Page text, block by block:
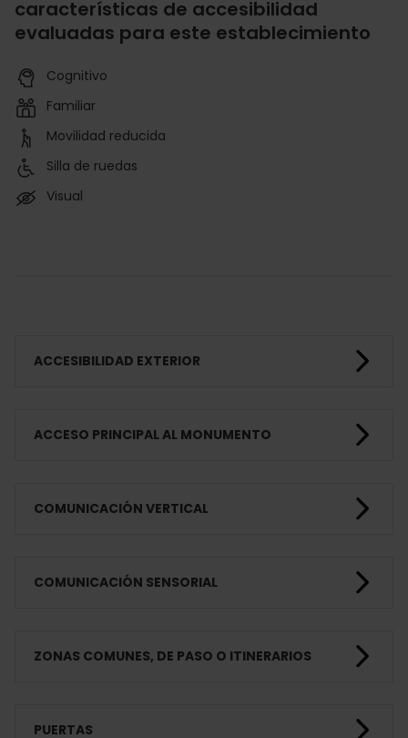
características de accesibilidad
evaluadas para este establecimiento
Cognitivo
Familiar
Movilidad reducida
Silla de ruedas
Visual
ACCESIBILIDAD EXTERIOR
ACCESO PRINCIPAL AL MONUMENTO
COMUNICACIÓN VERTICAL
COMUNICACIÓN SENSORIAL
ZONAS COMUNES, DE PASO O ITINERARIOS
PUERTAS